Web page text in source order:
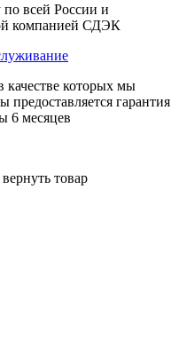
всей России и
компанией СДЭК
качестве которых мы
гарантия
6 месяцев
товар